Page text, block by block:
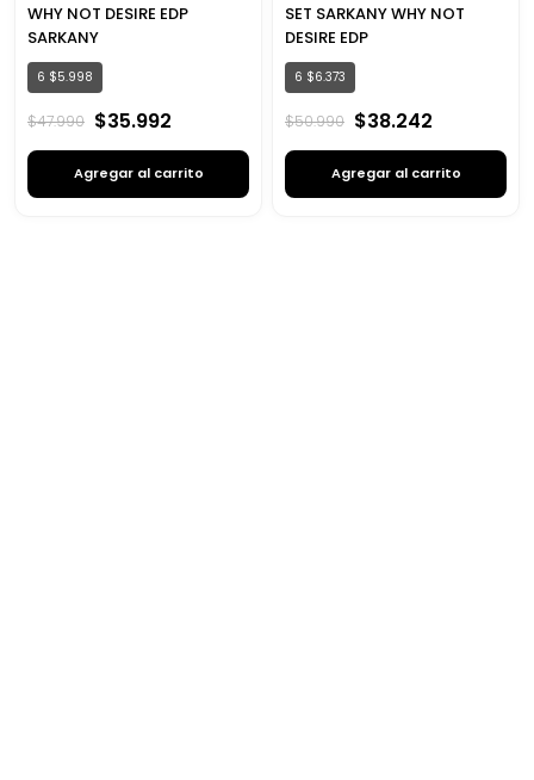
WHY NOT DESIRE EDP
SARKANY
6 $5.998
$47.990 $35.992
Agregar al carrito
SET SARKANY WHY NOT
DESIRE EDP
6 $6.373
$50.990 $38.242
Agregar al carrito